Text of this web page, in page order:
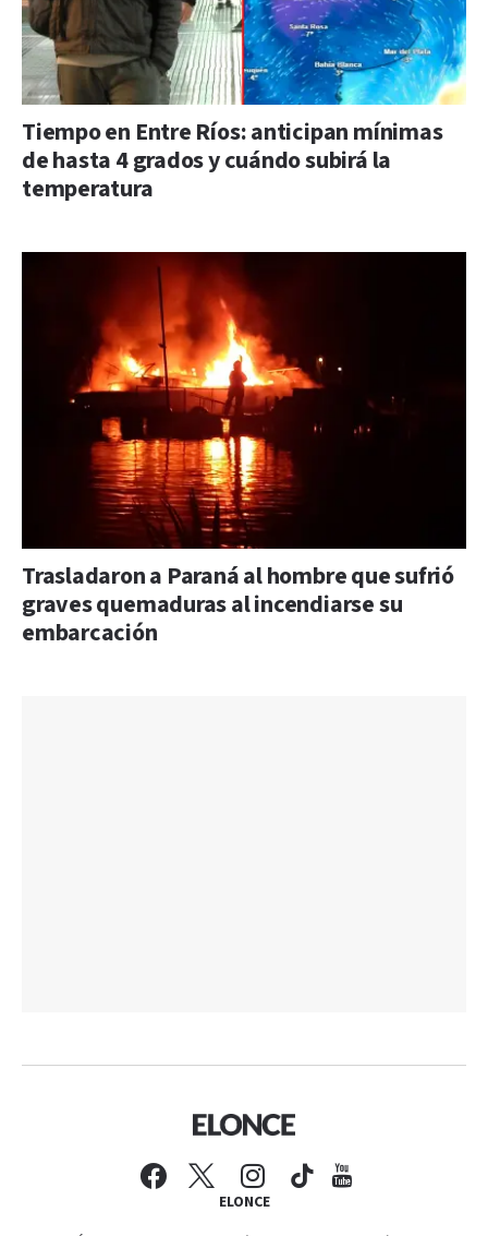
Tiempo en Entre Ríos: anticipan mínimas
de hasta 4 grados y cuándo subirá la
temperatura
Trasladaron a Paraná al hombre que sufrió
graves quemaduras al incendiarse su
embarcación
ELONCE